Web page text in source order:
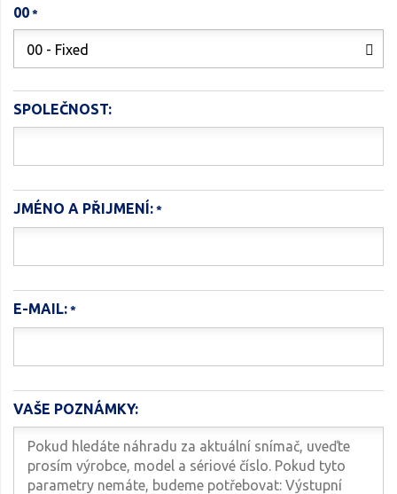
00
00 - Fixed
SPOLEČNOST:
JMÉNO A PŘIJMENÍ:
E-MAIL:
VAŠE POZNÁMKY: